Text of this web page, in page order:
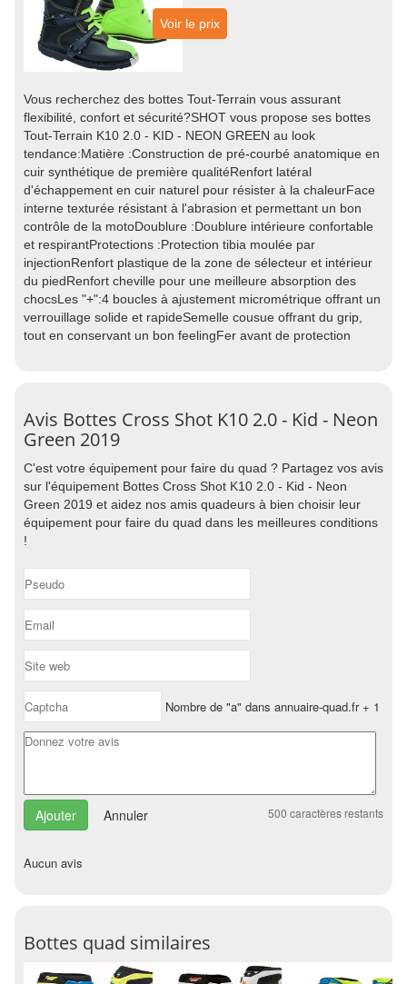
Voir le prix
Vous recherchez des bottes Tout-Terrain vous assurant
flexibilité, confort et sécurité?SHOT vous propose ses bottes
Tout-Terrain K10 2.0 - KID - NEON GREEN au look
tendance:Matière :Construction de pré-courbé anatomique en
cuir synthétique de première qualitéRenfort latéral
d'échappement en cuir naturel pour résister à la chaleurFace
interne texturée résistant à l'abrasion et permettant un bon
contrôle de la motoDoublure :Doublure intérieure confortable
et respirantProtections :Protection tibia moulée par
injectionRenfort plastique de la zone de sélecteur et intérieur
du piedRenfort cheville pour une meilleure absorption des
chocsLes "+":4 boucles à ajustement micrométrique offrant un
verrouillage solide et rapideSemelle cousue offrant du grip,
tout en conservant un bon feelingFer avant de protection
Avis Bottes Cross Shot K10 2.0 - Kid - Neon
Green 2019
C'est votre équipement pour faire du quad ? Partagez vos avis
sur l'équipement Bottes Cross Shot K10 2.0 - Kid - Neon
Green 2019 et aidez nos amis quadeurs à bien choisir leur
équipement pour faire du quad dans les meilleures conditions
!
Nombre de "a" dans annuaire-quad.fr + 1
Annuler 500 caractères restants
Aucun avis
Bottes quad similaires